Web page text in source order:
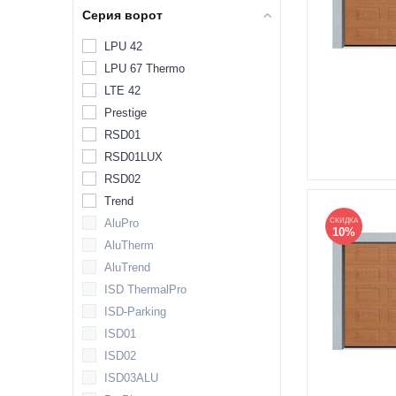
СКИДКА
10%
Серия ворот
LPU 42
LPU 67 Thermo
LTE 42
Prestige
RSD01
RSD01LUX
RSD02
Trend
AluPro
AluTherm
AluTrend
ISD ThermalPro
ISD-Parking
ISD01
ISD02
ISD03ALU